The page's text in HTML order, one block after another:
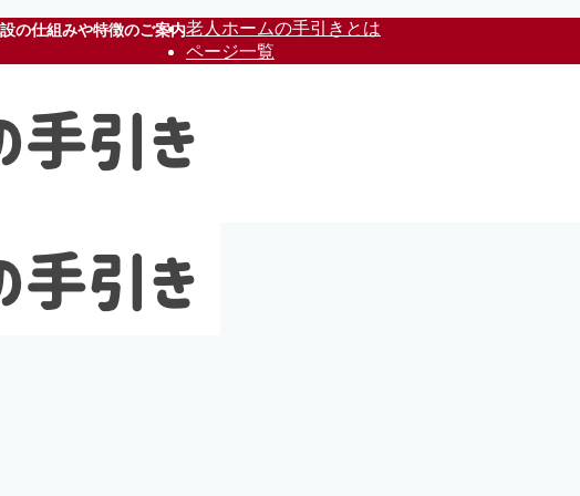
の仕組みや特徴のご案内老人ホームの手引きとは
ページ一覧